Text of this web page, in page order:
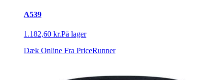
A539
1.182,60 kr.På lager
Dæk Online Fra PriceRunner